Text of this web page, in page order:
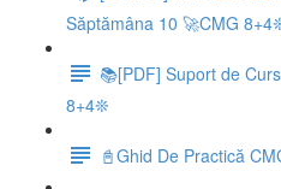
Săptămâna 10 🚀CMG
📚[PDF] Suport de
8+4❊
📓Ghid De Practică